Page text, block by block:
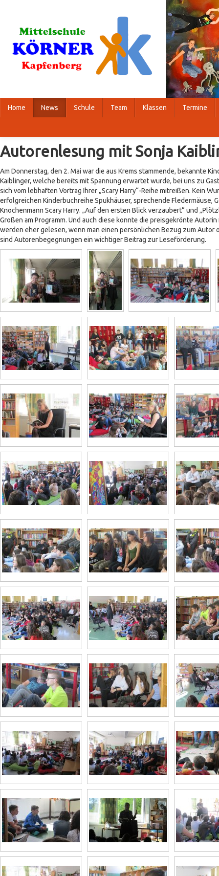
Home News Schule Team Klassen Termine
Autorenlesung mit Sonja
Am Donnerstag, den 2. Mai war die aus Krems stammende, bekannte
Kaiblinger, welche bereits mit Spannung erwartet wurde, bei uns zu
sich vom lebhaften Vortrag Ihrer „Scary Harry“-Reihe mitreißen. Kein
erfolgreichen Kinderbuchreihe Spukhäuser, sprechende Fledermäuse,
Knochenmann Scary Harry. „Auf den ersten Blick verzaubert“ und
Großen am Programm. Und auch diese konnte die preisgekrönte
werden eher gelesen, wenn man einen persönlichen Bezug zum Autor
sind Autorenbegegnungen ein wichtiger Beitrag zur Leseförderung.